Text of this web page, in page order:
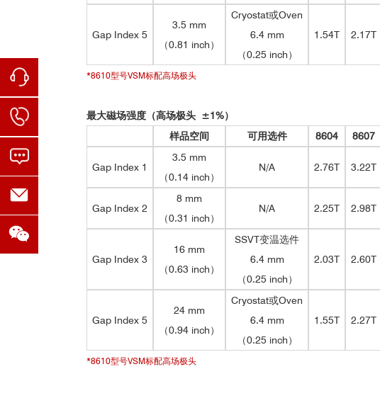
Gap Index 5
3.5 mm
（0.81 inch）
Cryostat或Oven
6.4 mm
（0.25 inch）
1.54T 2.17T
*8610型号VSM标配高场极头
最大磁场强度（高场极头 ±1%）
样品空间
可用选件 8604 8607
Gap Index 1
3.5 mm
（0.14 inch）
N/A 2.76T 3.22T
Gap Index 2
8 mm
（0.31 inch）
N/A 2.25T 2.98T
Gap Index 3
16 mm
（0.63 inch）
SSVT变温选件
6.4 mm
（0.25 inch）
2.03T 2.60T
Gap Index 5
24 mm
（0.94 inch）
Cryostat或Oven
6.4 mm
（0.25 inch）
1.55T 2.27T
*8610型号VSM标配高场极头
10s/point